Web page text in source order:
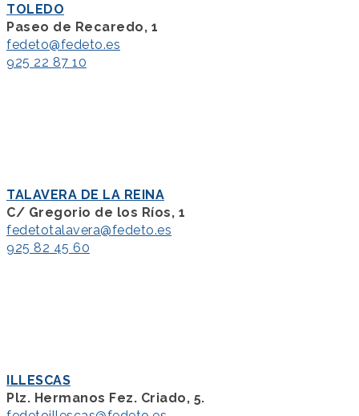
TOLEDO
Paseo de Recaredo, 1
fedeto@fedeto.es
925 22 87 10
TALAVERA DE LA REINA
C/ Gregorio de los Ríos, 1
fedetotalavera@fedeto.es
925 82 45 60
ILLESCAS
Plz. Hermanos Fez. Criado, 5.